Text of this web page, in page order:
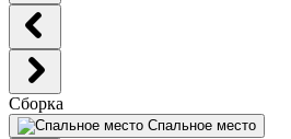
Сборка
Спальное место